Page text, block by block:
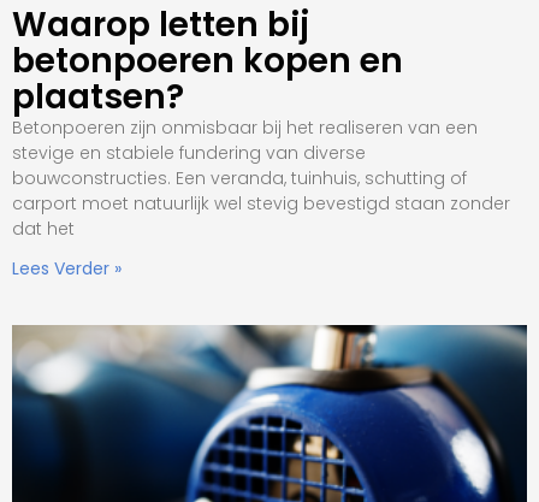
Waarop letten bij
betonpoeren kopen en
plaatsen?
Betonpoeren zijn onmisbaar bij het realiseren van een
stevige en stabiele fundering van diverse
bouwconstructies. Een veranda, tuinhuis, schutting of
carport moet natuurlijk wel stevig bevestigd staan zonder
dat het
Lees Verder »